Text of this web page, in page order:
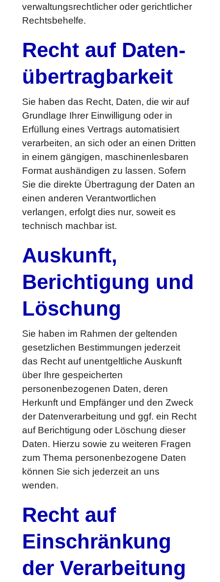
verwaltungsrechtlicher oder gerichtlicher
Rechtsbehelfe.
Recht auf Daten­
übertrag­barkeit
Sie haben das Recht, Daten, die wir auf
Grundlage Ihrer Einwilligung oder in
Erfüllung eines Vertrags automatisiert
verarbeiten, an sich oder an einen Dritten
in einem gängigen, maschinenlesbaren
Format aushändigen zu lassen. Sofern
Sie die direkte Übertragung der Daten an
einen anderen Verantwortlichen
verlangen, erfolgt dies nur, soweit es
technisch machbar ist.
Auskunft,
Berichtigung und
Löschung
Sie haben im Rahmen der geltenden
gesetzlichen Bestimmungen jederzeit
das Recht auf unentgeltliche Auskunft
über Ihre gespeicherten
personenbezogenen Daten, deren
Herkunft und Empfänger und den Zweck
der Datenverarbeitung und ggf. ein Recht
auf Berichtigung oder Löschung dieser
Daten. Hierzu sowie zu weiteren Fragen
zum Thema personenbezogene Daten
können Sie sich jederzeit an uns
wenden.
Recht auf
Einschränkung
der Verarbeitung